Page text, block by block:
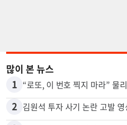
많이 본 뉴스
1 “로또, 이 번호 찍지 마라” 물